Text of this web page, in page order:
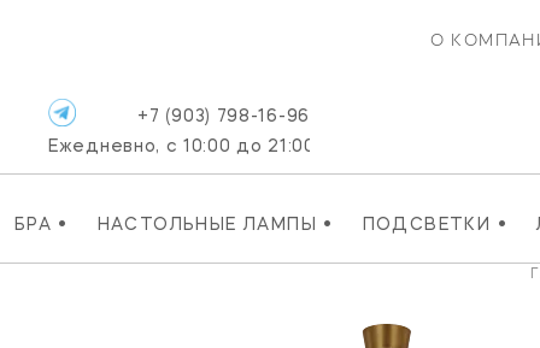
О
БРА • НАСТОЛЬНЫЕ ЛАМПЫ • ПОДСВЕТКИ •
+7 (903) 798-16-96
Ежедневно, с 10:00 до 21:00